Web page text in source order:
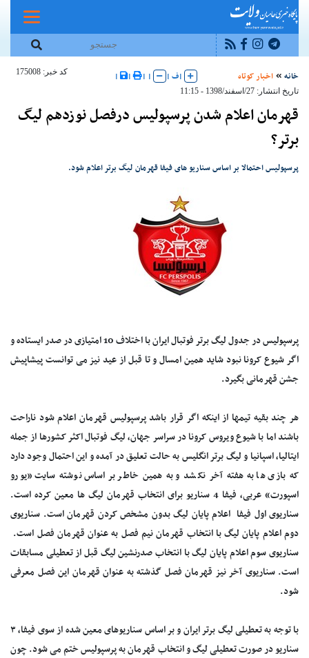
خانه اخبار کوتاه |ف |
|
|
|
|
کد خبر: 175008
تاریخ انتشار: 27/اسفند/1398 - 11:15
قهرمان اعلام شدن پرسپولیس درفصل نوزدهم لیگ
برتر؟
پرسپولیس احتمالا بر اساس سناریو های فیفا قهرمان لیگ برتر اعلام شود.
پرسپولیس در جدول لیگ برتر فوتبال ایران با اختلاف 10 امتیازی در صدر ایستاده و
اگر شیوع کرونا نبود شاید همین امسال و تا قبل از عید نیز می توانست پیشاپیش
جشن قهرمانی بگیرد.
هر چند بقیه تیمها از اینکه اگر قرار باشد پرسپولیس قهرمان اعلام شود ناراحت
باشند اما با شیوع ویروس کرونا در سراسر جهان، لیگ فوتبال اکثر کشورها از جمله
ایتالیا، اسپانیا و لیگ برتر انگلیس به حالت تعلیق در آمده و این احتمال وجود دارد
که بازی ها به هفته آخر نکشد و به همین خاطر بر اساس نوشته سایت «یورو
اسپورت» عربی، فیفا 4 سناریو برای انتخاب قهرمان لیگ ها معین کرده است.
سناریوی اول فیفا اعلام پایان لیگ بدون مشخص کردن قهرمان است. سناریوی
دوم اعلام پایان لیگ با انتخاب قهرمان نیم فصل به عنوان قهرمان فصل است.
سناریوی سوم اعلام پایان لیگ با انتخاب صدرنشین لیگ قبل از تعطیلی مسابقات
است. سناریوی آخر نیز قهرمان فصل گذشته به عنوان قهرمان این فصل معرفی
شود.
با توجه به تعطیلی لیگ برتر ایران و بر اساس سناریوهای معین شده از سوی فیفا، ٣
سناریو در صورت تعطیلی لیگ و انتخاب قهرمان به پرسپولیس ختم می شود. چون